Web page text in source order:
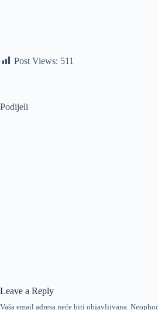
Post Views: 511
Podijeli
Leave a Reply
Vaša email adresa neće biti objavljivana.